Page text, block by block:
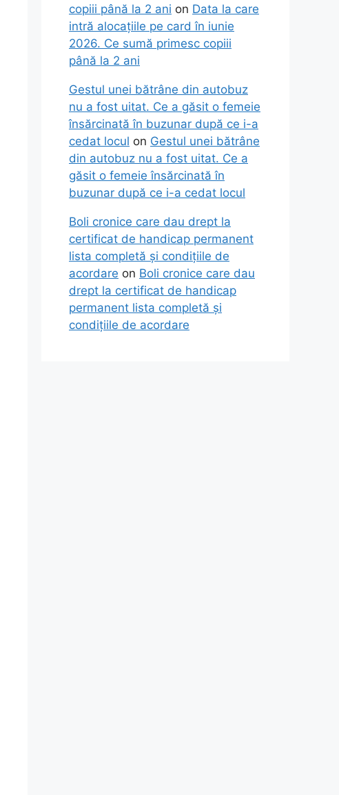
copiii până la 2 ani on Data la care
intră alocațiile pe card în iunie
2026. Ce sumă primesc copiii
până la 2 ani
Gestul unei bătrâne din autobuz
nu a fost uitat. Ce a găsit o femeie
însărcinată în buzunar după ce i-a
cedat locul on Gestul unei bătrâne
din autobuz nu a fost uitat. Ce a
găsit o femeie însărcinată în
buzunar după ce i-a cedat locul
Boli cronice care dau drept la
certificat de handicap permanent
lista completă și condițiile de
acordare on Boli cronice care dau
drept la certificat de handicap
permanent lista completă și
condițiile de acordare